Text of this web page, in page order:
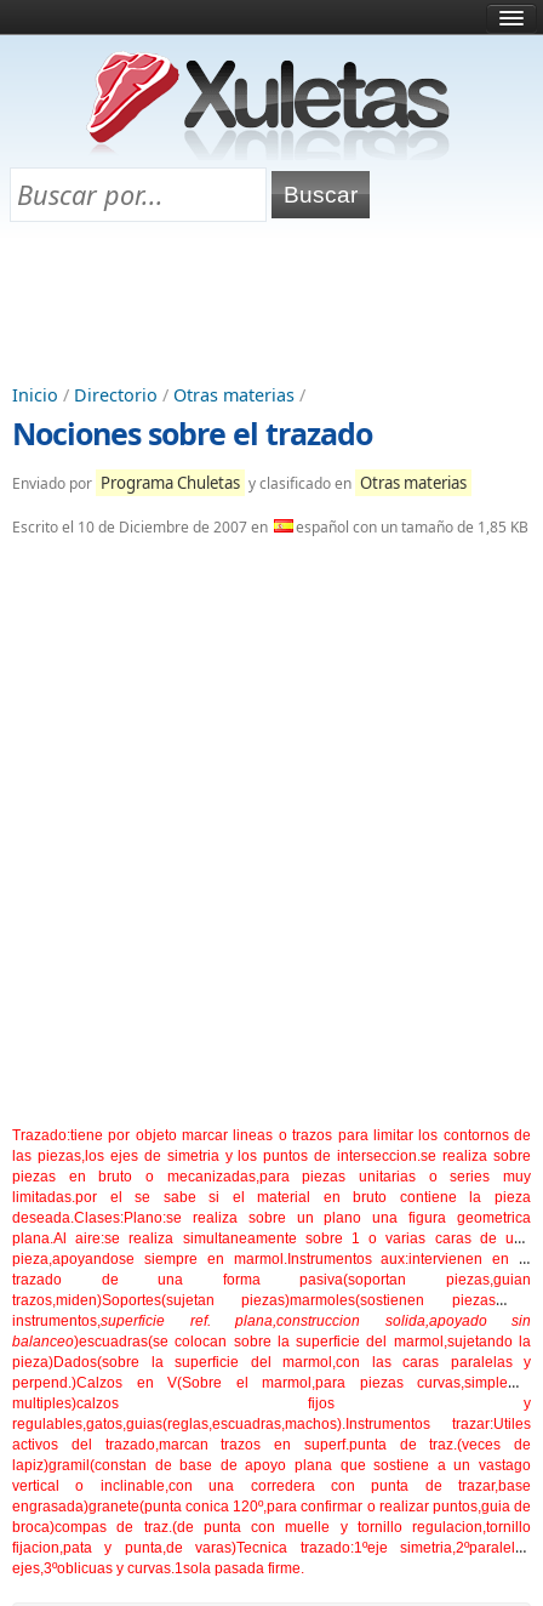
¿Qué es esto?
Directorio
Chuletas para exámenes
Inicio / Directorio / Otras materias /
Nociones sobre el trazado
Enviado por Programa Chuletas y clasificado en Otras materias
Escrito el 10 de Diciembre de 2007en español con un tamaño de 1,85 KB
Trazado:tiene por objeto marcar lineas o trazos para limitar los contornos de
las piezas,los ejes de simetria y los puntos de interseccion.se realiza sobre
piezas en bruto o mecanizadas,para piezas unitarias o series muy
limitadas.por el se sabe si el material en bruto contiene la pieza
deseada.Clases:Plano:se realiza sobre un plano una figura geometrica
plana.Al aire:se realiza simultaneamente sobre 1 o varias caras de una
pieza,apoyandose siempre en marmol.Instrumentos aux:intervienen en el
trazado de una forma pasiva(soportan piezas,guian
trazos,miden)Soportes(sujetan piezas)marmoles(sostienen piezas e
instrumentos,superficie ref. plana,construccion solida,apoyado sin
balanceo)escuadras(se colocan sobre la superficie del marmol,sujetando la
pieza)Dados(sobre la superficie del marmol,con las caras paralelas y
perpend.)Calzos en V(Sobre el marmol,para piezas curvas,simple o
multiples)calzos fijos y
regulables,gatos,guias(reglas,escuadras,machos). Instrumentos trazar:Utiles
activos del trazado,marcan trazos en superf.punta de traz.(veces de
lapiz)gramil (constan de base de apoyo plana que sostiene a un vastago
vertical o inclinable,con una corredera con punta de trazar,base
engrasada)granete(punta conica 120º,para confirmar o realizar puntos,guia de
broca)compas de traz.(de punta con muelle y tornillo regulacion,tornillo
fijacion,pata y punta,de varas)Tecnica trazado:1ºeje simetria,2ºparalelas
ejes,3ºoblicuas y curvas.1sola pasada firme.